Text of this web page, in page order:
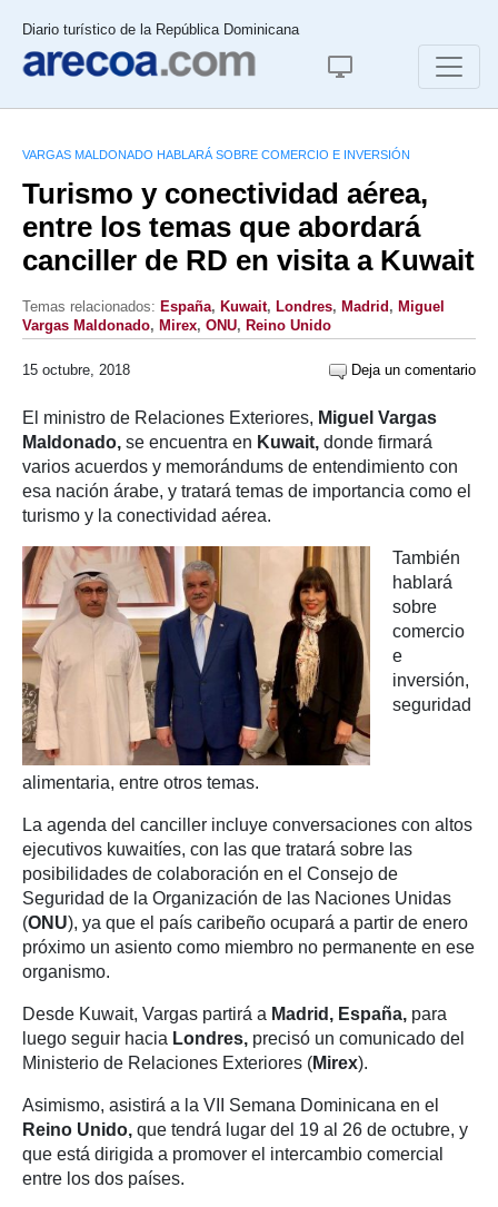
Diario turístico de la República Dominicana
VARGAS MALDONADO HABLARÁ SOBRE COMERCIO E INVERSIÓN
Turismo y conectividad aérea,
entre los temas que abordará
canciller de RD en visita a Kuwait
Temas relacionados: España, Kuwait, Londres, Madrid , Miguel
Vargas Maldonado, Mirex, ONU, Reino Unido
15 octubre, 2018 Deja un comentario
El ministro de Relaciones Exteriores, Miguel Vargas
Maldonado, se encuentra en Kuwait, donde firmará
varios acuerdos y memorándums de entendimiento con
esa nación árabe, y tratará temas de importancia como el
turismo y la conectividad aérea.
También
hablará
sobre
comercio
e
inversión,
seguridad
alimentaria, entre otros temas.
La agenda del canciller incluye conversaciones con altos
ejecutivos kuwaitíes, con las que tratará sobre las
posibilidades de colaboración en el Consejo de
Seguridad de la Organización de las Naciones Unidas
(ONU), ya que el país caribeño ocupará a partir de enero
próximo un asiento como miembro no permanente en ese
organismo.
Desde Kuwait, Vargas partirá a Madrid, España, para
luego seguir hacia Londres, precisó un comunicado del
Ministerio de Relaciones Exteriores (Mirex).
Asimismo, asistirá a la VII Semana Dominicana en el
Reino Unido, que tendrá lugar del 19 al 26 de octubre, y
que está dirigida a promover el intercambio comercial
entre los dos países.